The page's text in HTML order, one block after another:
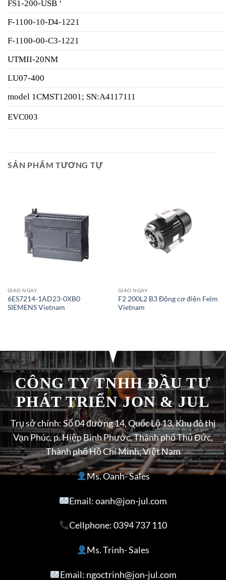
FS1-200-USB ‘
F-1100-10-D4-1221
F-1100-00-C3-1221
UTMII-20NM
LU07-400
model 1CMST12001; SN:A4117111
EVC003
SẢN PHẨM TƯƠNG TỰ
Giao Ngay
GIAO NGAY
6ES7214-1AD23-0XB0
SIEMENS Vietnam
GIAO NGAY
F2 200L2 B3 Động cơ điện Felm
Vietnam
CÔNG TY TNHH ĐẦU TƯ
PHÁT TRIỂN JON & JUL
Trụ sở chính: Số 04 đường 14, Quốc Lộ 13, Khu đô thị
Vạn Phúc, p. Hiệp Bình Phước, Thành phố Thủ Đức,
Thành phố Hồ Chí Minh, Việt Nam
Ms. Oanh- Sales
Email: oanh@jon-jul.com
Cellphone:0394 737 110
Ms. Trinh- Sales
Email: ngoctrinh@jon-jul.com